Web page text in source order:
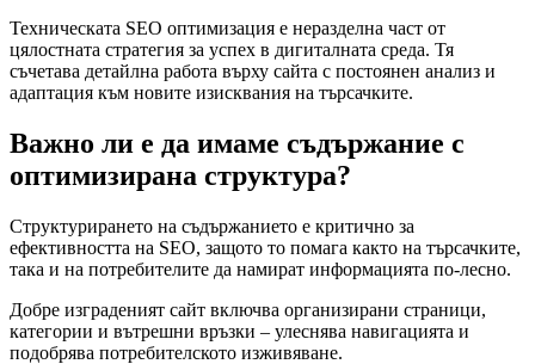
Техническата SEO оптимизация е неразделна част от
цялостната стратегия за успех в дигиталната среда. Тя
съчетава детайлна работа върху сайта с постоянен анализ и
адаптация към новите изисквания на търсачките.
Важно ли е да имаме съдържание с
оптимизирана структура?
Структурирането на съдържанието е критично за
ефективността на SEO, защото то помага както на търсачките,
така и на потребителите да намират информацията по-лесно.
Добре изграденият сайт включва организирани страници,
категории и вътрешни връзки – улеснява навигацията и
подобрява потребителското изживяване.